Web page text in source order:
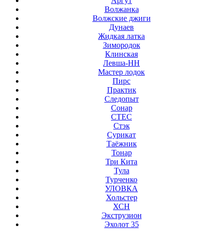
Волжанка
Волжские джиги
Дунаев
Жидкая латка
Зимородок
Клинская
Левша-НН
Мастер лодок
Пирс
Практик
Следопыт
Сонар
СТЕС
Стэк
Сурикат
Таёжник
Тонар
Три Кита
Тула
Турченко
УЛОВКА
Хольстер
ХСН
Экструзион
Эхолот 35